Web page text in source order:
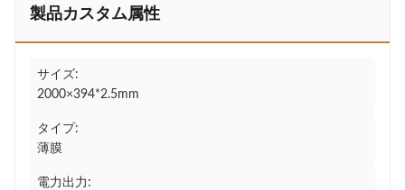
製品カスタム属性
サイズ:
2000×394*2.5mm
タイプ:
薄膜
電力出力: